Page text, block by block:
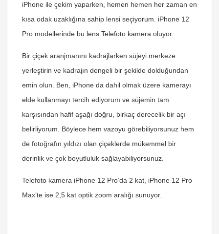
iPhone ile çekim yaparken, hemen hemen her zaman en
kısa odak uzaklığına sahip lensi seçiyorum. iPhone 12
Pro modellerinde bu lens Telefoto kamera oluyor.
Bir çiçek aranjmanını kadrajlarken süjeyi merkeze
yerleştirin ve kadrajın dengeli bir şekilde dolduğundan
emin olun. Ben, iPhone da dahil olmak üzere kamerayı
elde kullanmayı tercih ediyorum ve süjemin tam
karşısından hafif aşağı doğru, birkaç derecelik bir açı
belirliyorum. Böylece hem vazoyu görebiliyorsunuz hem
de fotoğrafın yıldızı olan çiçeklerde mükemmel bir
derinlik ve çok boyutluluk sağlayabiliyorsunuz.
Telefoto kamera iPhone 12 Pro’da 2 kat, iPhone 12 Pro
Max’te ise 2,5 kat optik zoom aralığı sunuyor.